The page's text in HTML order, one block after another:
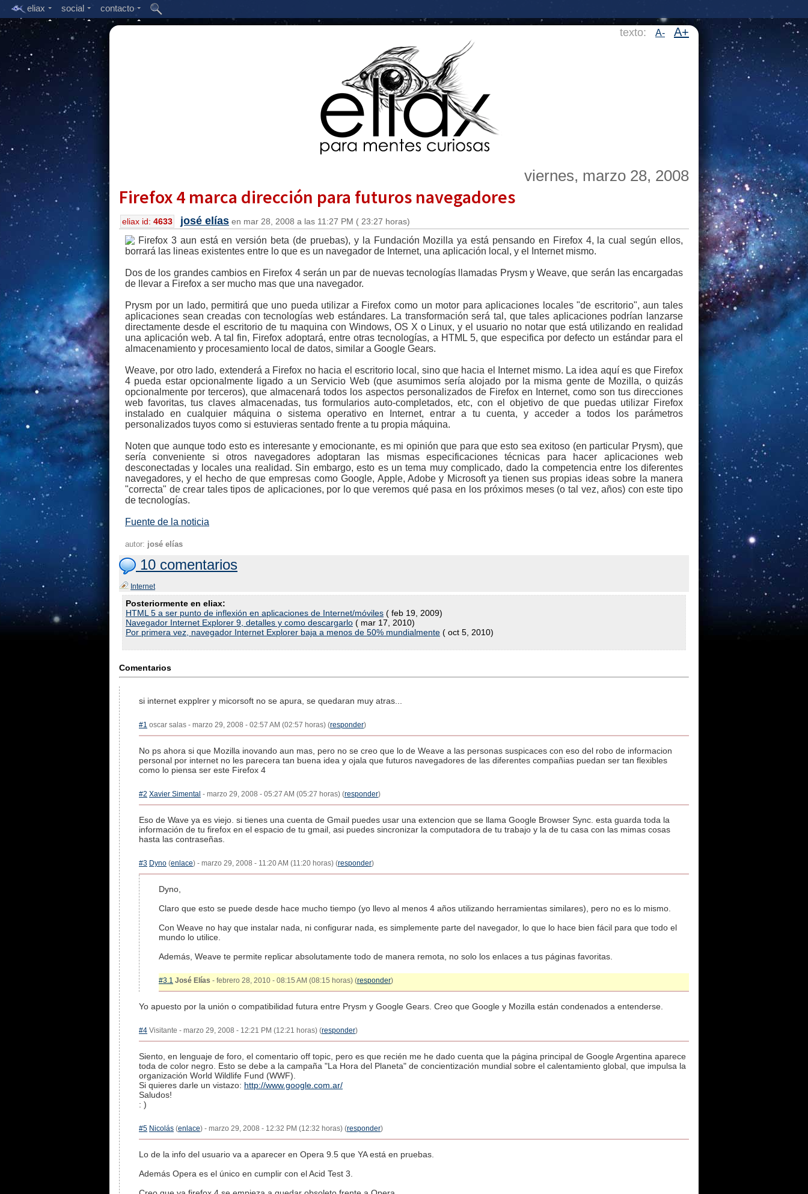
eliax social contacto
texto: A- A+
viernes, marzo 28, 2008
Firefox 4 marca dirección para futuros navegadores
eliax id: 4633 josé elías en mar 28, 2008 a las 11:27 PM ( 23:27 horas)
Firefox 3 aun está en versión beta (de pruebas), y la Fundación Mozilla ya está pensando en Firefox 4, la cual según ellos,
borrará las lineas existentes entre lo que es un navegador de Internet, una aplicación local, y el Internet mismo.
Dos de los grandes cambios en Firefox 4 serán un par de nuevas tecnologías llamadas Prysm y Weave, que serán las encargadas
de llevar a Firefox a ser mucho mas que una navegador.
Prysm por un lado, permitirá que uno pueda utilizar a Firefox como un motor para aplicaciones locales "de escritorio", aun tales
aplicaciones sean creadas con tecnologías web estándares. La transformación será tal, que tales aplicaciones podrían lanzarse
directamente desde el escritorio de tu maquina con Windows, OS X o Linux, y el usuario no notar que está utilizando en realidad
una aplicación web. A tal fin, Firefox adoptará, entre otras tecnologías, a HTML 5, que especifica por defecto un estándar para el
almacenamiento y procesamiento local de datos, similar a Google Gears.
Weave, por otro lado, extenderá a Firefox no hacia el escritorio local, sino que hacia el Internet mismo. La idea aquí es que Firefox
4 pueda estar opcionalmente ligado a un Servicio Web (que asumimos sería alojado por la misma gente de Mozilla, o quizás
opcionalmente por terceros), que almacenará todos los aspectos personalizados de Firefox en Internet, como son tus direcciones
web favoritas, tus claves almacenadas, tus formularios auto-completados, etc, con el objetivo de que puedas utilizar Firefox
instalado en cualquier máquina o sistema operativo en Internet, entrar a tu cuenta, y acceder a todos los parámetros
personalizados tuyos como si estuvieras sentado frente a tu propia máquina.
Noten que aunque todo esto es interesante y emocionante, es mi opinión que para que esto sea exitoso (en particular Prysm), que
sería conveniente si otros navegadores adoptaran las mismas especificaciones técnicas para hacer aplicaciones web
desconectadas y locales una realidad. Sin embargo, esto es un tema muy complicado, dado la competencia entre los diferentes
navegadores, y el hecho de que empresas como Google, Apple, Adobe y Microsoft ya tienen sus propias ideas sobre la manera
"correcta" de crear tales tipos de aplicaciones, por lo que veremos qué pasa en los próximos meses (o tal vez, años) con este tipo
de tecnologías.
Fuente de la noticia
autor: josé elías
10 comentarios
Internet
Posteriormente en eliax:
HTML 5 a ser punto de inflexión en aplicaciones de Internet/móviles ( feb 19, 2009)
Navegador Internet Explorer 9, detalles y como descargarlo ( mar 17, 2010)
Por primera vez, navegador Internet Explorer baja a menos de 50% mundialmente ( oct 5, 2010)
Comentarios
si internet expplrer y micorsoft no se apura, se quedaran muy atras...
#1 oscar salas - marzo 29, 2008 - 02:57 AM (02:57 horas) (responder)
No ps ahora si que Mozilla inovando aun mas, pero no se creo que lo de Weave a las personas suspicaces con eso del robo de informacion
personal por internet no les parecera tan buena idea y ojala que futuros navegadores de las diferentes compañias puedan ser tan flexibles
como lo piensa ser este Firefox 4
#2 Xavier Simental - marzo 29, 2008 - 05:27 AM (05:27 horas) (responder)
Eso de Wave ya es viejo. si tienes una cuenta de Gmail puedes usar una extencion que se llama Google Browser Sync. esta guarda toda la
información de tu firefox en el espacio de tu gmail, asi puedes sincronizar la computadora de tu trabajo y la de tu casa con las mimas cosas
hasta las contraseñas.
#3 Dyno (enlace) - marzo 29, 2008 - 11:20 AM (11:20 horas) (responder)
Dyno,
Claro que esto se puede desde hace mucho tiempo (yo llevo al menos 4 años utilizando herramientas similares), pero no es lo mismo.
Con Weave no hay que instalar nada, ni configurar nada, es simplemente parte del navegador, lo que lo hace bien fácil para que todo el
mundo lo utilice.
Además, Weave te permite replicar absolutamente todo de manera remota, no solo los enlaces a tus páginas favoritas.
#3.1 José Elías - febrero 28, 2010 - 08:15 AM (08:15 horas) (responder)
Yo apuesto por la unión o compatibilidad futura entre Prysm y Google Gears. Creo que Google y Mozilla están condenados a entenderse.
#4 Visitante - marzo 29, 2008 - 12:21 PM (12:21 horas) (responder)
Siento, en lenguaje de foro, el comentario off topic, pero es que recién me he dado cuenta que la página principal de Google Argentina aparece
toda de color negro. Esto se debe a la campaña "La Hora del Planeta" de concientización mundial sobre el calentamiento global, que impulsa la
organización World Wildlife Fund (WWF).
Si quieres darle un vistazo: http://www.google.com.ar/
Saludos!
: )
#5 Nicolás (enlace) - marzo 29, 2008 - 12:32 PM (12:32 horas) (responder)
Lo de la info del usuario va a aparecer en Opera 9.5 que YA está en pruebas.
Además Opera es el único en cumplir con el Acid Test 3.